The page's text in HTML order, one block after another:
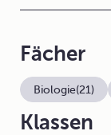
Fächer
Biologie(21)
Klassen